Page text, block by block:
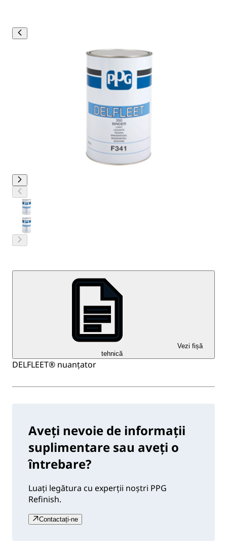
Vezi fișă
tehnică
DELFLEET® nuanțator
Aveți nevoie de informații
suplimentare sau aveți o
întrebare?
Luați legătura cu experții noștri PPG
Refinish.
Contactați-ne